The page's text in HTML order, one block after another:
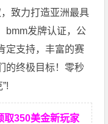
致力打造亚洲最具
bmm发牌认证，公
定支持，丰富的赛
的终极目标！零秒
取350美金新玩家